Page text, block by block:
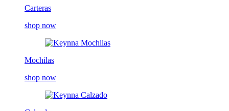
Carteras
shop now
Mochilas
shop now